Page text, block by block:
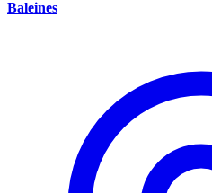
Baleines